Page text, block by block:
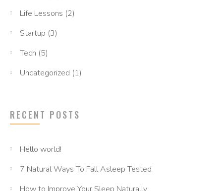
Life Lessons (2)
Startup (3)
Tech (5)
Uncategorized (1)
RECENT POSTS
Hello world!
7 Natural Ways To Fall Asleep Tested